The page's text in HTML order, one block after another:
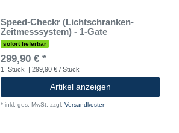
Speed-Checkr (Lichtschranken-
Zeitmesssystem) - 1-Gate
sofort lieferbar
299,90 € *
1 Stück | 299,90 € / Stück
Artikel anzeigen
* inkl. ges. MwSt. zzgl. Versandkosten